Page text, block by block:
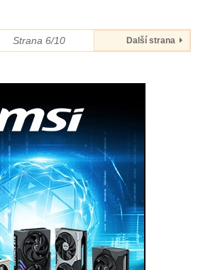
Strana 6/10 Další strana